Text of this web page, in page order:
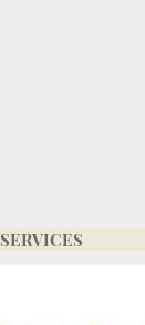
SERVICES